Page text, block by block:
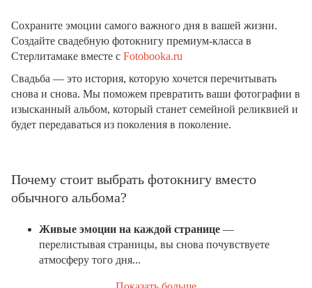
Сохраните эмоции самого важного дня в вашей жизни.
Создайте свадебную фотокнигу премиум-класса в
Стерлитамаке вместе с Fotobooka.ru
Свадьба — это история, которую хочется перечитывать
снова и снова. Мы поможем превратить ваши фотографии в
изысканный альбом, который станет семейной реликвией и
будет передаваться из поколения в поколение.
Почему стоит выбрать фотокнигу вместо
обычного альбома?
Живые эмоции на каждой странице —
перелистывая страницы, вы снова почувствуете
атмосферу того дня...